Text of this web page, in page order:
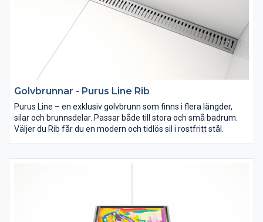
Golvbrunnar - Purus Line Rib
Purus Line – en exklusiv golvbrunn som finns i flera längder,
silar och brunnsdelar. Passar både till stora och små badrum.
Väljer du Rib får du en modern och tidlös sil i rostfritt stål.